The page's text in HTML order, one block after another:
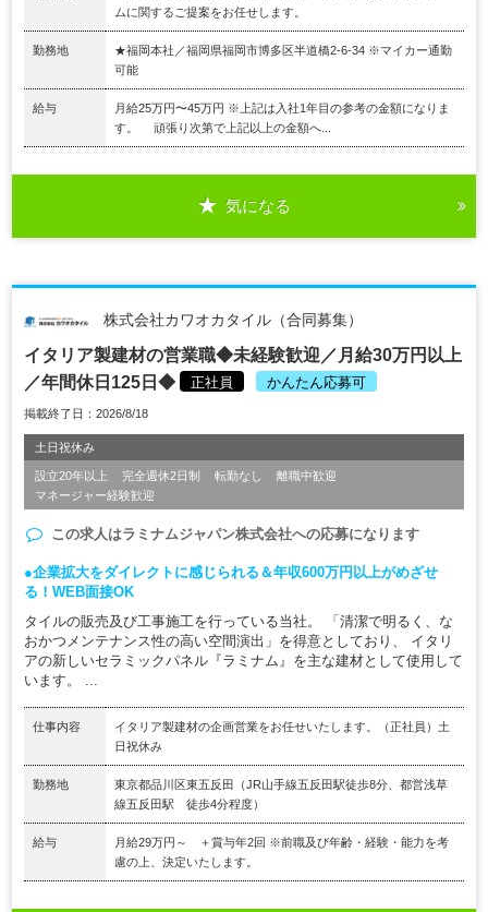
ムに関するご提案をお任せします。
勤務地
★福岡本社／福岡県福岡市博多区半道橋2-6-34 ※マイカー通勤
可能
給与
月給25万円〜45万円 ※上記は入社1年目の参考の金額になりま
す。 頑張り次第で上記以上の金額へ...
気になる
株式会社カワオカタイル（合同募集）
イタリア製建材の営業職◆未経験歓迎／月給30万円以上
／年間休日125日◆
正社員 かんたん応募可
掲載終了日：2026/8/18
土日祝休み
設立20年以上 完全週休2日制 転勤なし
離職中歓迎
マネージャー経験歓迎
この求人はラミナムジャパン株式会社への応募になります
●企業拡大をダイレクトに感じられる＆年収600万円以上がめざせ
る！WEB面接OK
タイルの販売及び工事施工を行っている当社。 「清潔で明るく、な
おかつメンテナンス性の高い空間演出」を得意としており、 イタリ
アの新しいセラミックパネル『ラミナム』を主な建材として使用して
います。 ...
仕事内容
イタリア製建材の企画営業をお任せいたします。（正社員）土
日祝休み
勤務地
東京都品川区東五反田（JR山手線五反田駅徒歩8分、都営浅草
線五反田駅 徒歩4分程度）
給与
月給29万円～ ＋賞与年2回 ※前職及び年齢・経験・能力を考
慮の上、決定いたします。